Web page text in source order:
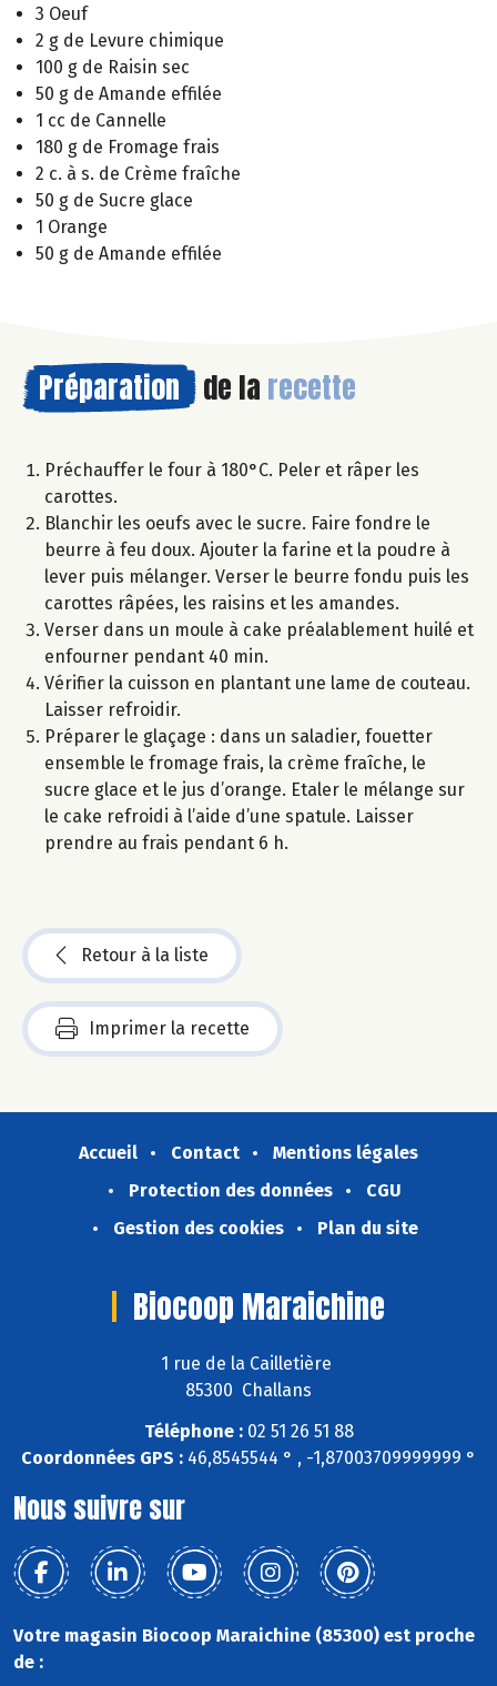
3 Oeuf
2 g de Levure chimique
100 g de Raisin sec
50 g de Amande effilée
1 cc de Cannelle
180 g de Fromage frais
2 c. à s. de Crème fraîche
50 g de Sucre glace
1 Orange
50 g de Amande effilée
Préparation de la recette
Préchauffer le four à 180°C. Peler et râper les
carottes.
Blanchir les oeufs avec le sucre. Faire fondre le
beurre à feu doux. Ajouter la farine et la poudre à
lever puis mélanger. Verser le beurre fondu puis les
carottes râpées, les raisins et les amandes.
Verser dans un moule à cake préalablement huilé et
enfourner pendant 40 min.
Vérifier la cuisson en plantant une lame de couteau.
Laisser refroidir.
Préparer le glaçage : dans un saladier, fouetter
ensemble le fromage frais, la crème fraîche, le
sucre glace et le jus d’orange. Etaler le mélange sur
le cake refroidi à l’aide d’une spatule. Laisser
prendre au frais pendant 6 h.
Retour à la liste
Imprimer la recette
Accueil Contact
Mentions légales
Protection des données
CGU
Gestion des cookies
Plan du site
Biocoop Maraichine
1 rue de la Cailletière
85300 Challans
Téléphone :02 51 26 51 88
Coordonnées GPS : 46,8545544 ° , -1,87003709999999 °
Nous suivre sur
Votre magasin Biocoop Maraichine (85300) est proche
de :